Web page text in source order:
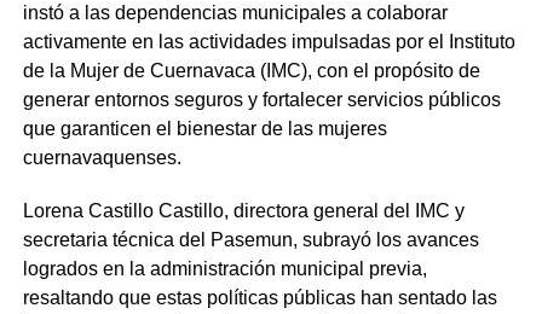
instó a las dependencias municipales a colaborar
activamente en las actividades impulsadas por el Instituto
de la Mujer de Cuernavaca (IMC), con el propósito de
generar entornos seguros y fortalecer servicios públicos
que garanticen el bienestar de las mujeres
cuernavaquenses.
Lorena Castillo Castillo, directora general del IMC y
secretaria técnica del Pasemun, subrayó los avances
logrados en la administración municipal previa,
resaltando que estas políticas públicas han sentado las